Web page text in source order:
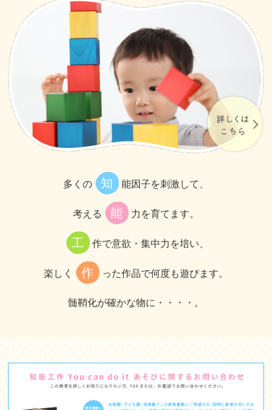
多くの 知 能因子を刺激して、
考える 能 力を育てます。
工 作で意欲・集中力を培い、
楽しく 作 った作品で何度も遊びます。
髄鞘化が確かな物に・・・・。